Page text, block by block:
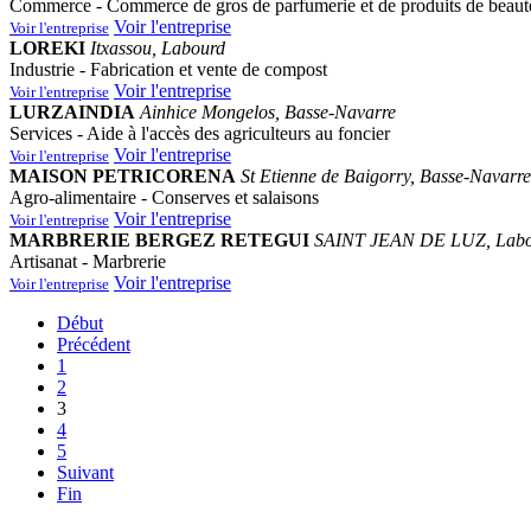
Commerce - Commerce de gros de parfumerie et de produits de
Voir l'entreprise Voir l'entreprise
LOREKI Itxassou, Labourd
Industrie - Fabrication et vente de compost
Voir l'entreprise Voir l'entreprise
LURZAINDIA Ainhice Mongelos, Basse-Navarre
Services - Aide à l'accès des agriculteurs au foncier
Voir l'entreprise Voir l'entreprise
MAISON PETRICORENA St Etienne de Baigorry, Basse-Navarre
Agro-alimentaire - Conserves et salaisons
Voir l'entreprise Voir l'entreprise
MARBRERIE BERGEZ RETEGUI SAINT JEAN DE LUZ,
Artisanat - Marbrerie
Voir l'entreprise Voir l'entreprise
Début
Précédent
1
2
3
4
5
Suivant
Fin